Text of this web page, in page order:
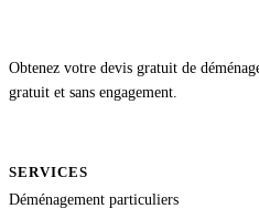
Obtenez votre devis gratuit de
gratuit et sans engagement.
SERVICES
Déménagement particuliers